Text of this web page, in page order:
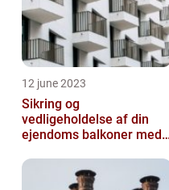
12 june 2023
Sikring og
vedligeholdelse af din
ejendoms balkoner med